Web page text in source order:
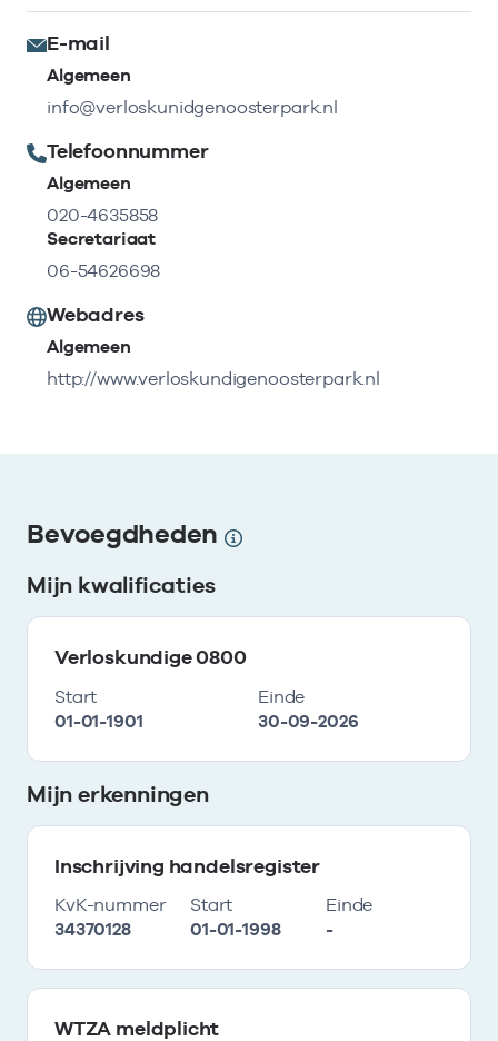
E-mail
Algemeen
info@verloskunidgenoosterpark.nl
Telefoonnummer
Algemeen
020-4635858
Secretariaat
06-54626698
Webadres
Algemeen
http://www.verloskundigenoosterpark.nl
Bevoegdheden
Mijn kwalificaties
Verloskundige 0800
Start
01-01-1901
Einde
30-09-2026
Mijn erkenningen
Inschrijving handelsregister
KvK-nummer
34370128
Start
01-01-1998
Einde
-
WTZA meldplicht